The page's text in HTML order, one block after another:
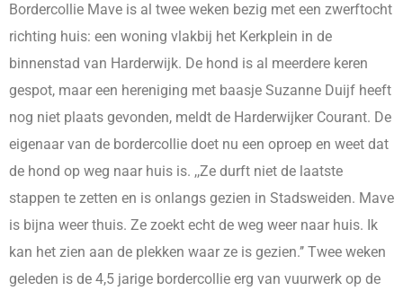
Bordercollie Mave is al twee weken bezig met een zwerftocht
richting huis: een woning vlakbij het Kerkplein in de
binnenstad van Harderwijk. De hond is al meerdere keren
gespot, maar een hereniging met baasje Suzanne Duijf heeft
nog niet plaats gevonden, meldt de Harderwijker Courant. De
eigenaar van de bordercollie doet nu een oproep en weet dat
de hond op weg naar huis is. ,,Ze durft niet de laatste
stappen te zetten en is onlangs gezien in Stadsweiden. Mave
is bijna weer thuis. Ze zoekt echt de weg weer naar huis. Ik
kan het zien aan de plekken waar ze is gezien.’’ Twee weken
geleden is de 4,5 jarige bordercollie erg van vuurwerk op de